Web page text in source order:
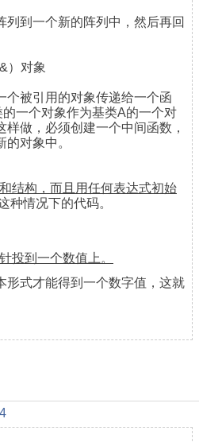
列到一个新的阵列中，然后再回
）对象
个被引用的对象传递给一个函
一个对象作为基类A的一个对
做，必须创建一个中间函数，
对象中。
结构，而且用任何表达式初始
种情况下的代码。
投到一个数值上。
形式才能得到一个数字值，这就